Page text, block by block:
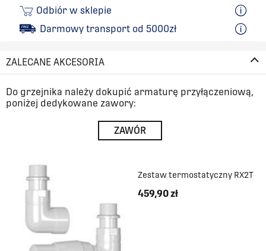
Odbiór w sklepie
Darmowy transport od 5000zł
ZALECANE AKCESORIA
Do grzejnika należy dokupić armaturę przyłączeniową,
poniżej dedykowane zawory:
ZAWÓR
Zestaw termostatyczny RX2T
459,90 zł